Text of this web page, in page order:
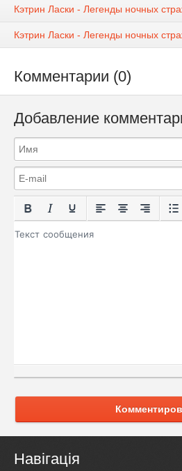
Кэтрин Ласки - Легенды ночных
Кэтрин Ласки - Легенды ночных
Комментарии (0)
Добавление
Навігація